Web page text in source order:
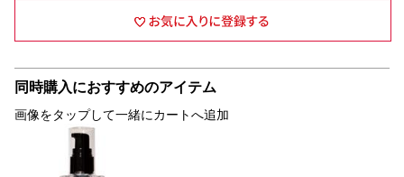
同時購入におすすめのアイテム
画像をタップして一緒にカートへ追加